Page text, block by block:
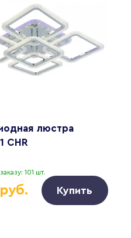
люстра
CHR
101 шт.
Купить